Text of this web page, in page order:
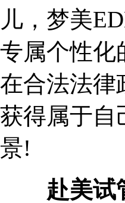
儿，梦美
专属个性化
在合法法律
获得属于自
景!
赴美试